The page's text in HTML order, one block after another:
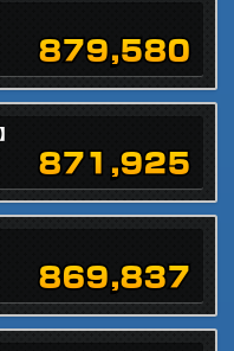
879,580
871,925
869,837